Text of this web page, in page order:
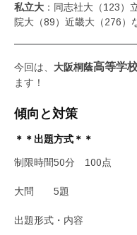
私立大 ：同志社大（123）
院大（89）近畿大（276）
今回は、 大阪桐蔭高等学
ます！
傾向と対策
＊＊出題方式＊＊
制限時間50分 100点
大問 5題
出題形式・内容